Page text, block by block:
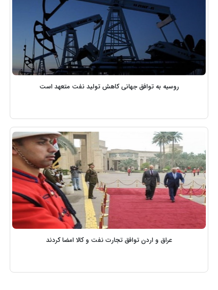
روسیه به توافق جهانی کاهش تولید نفت متعهد است
عراق و اردن توافق تجارت نفت و کالا امضا کردند